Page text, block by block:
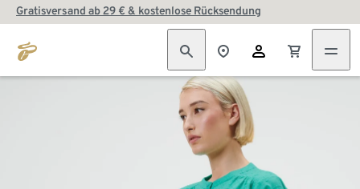
Gratisversand ab 29 € & kostenlose Rücksendung